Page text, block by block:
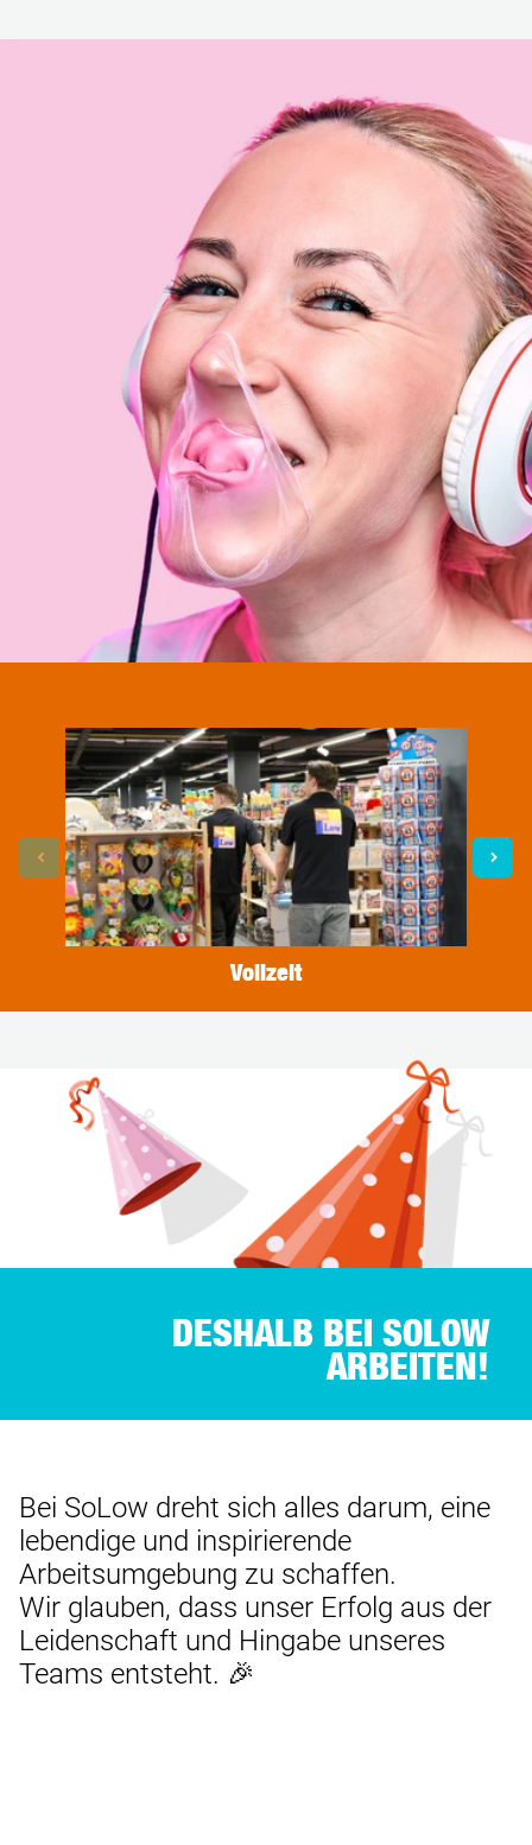
Vollzeit
DESHALB BEI SOLOW
ARBEITEN!
Bei SoLow dreht sich alles darum, eine
lebendige und inspirierende
Arbeitsumgebung zu schaffen.
Wir glauben, dass unser Erfolg aus der
Leidenschaft und Hingabe unseres
Teams entsteht. 🎉